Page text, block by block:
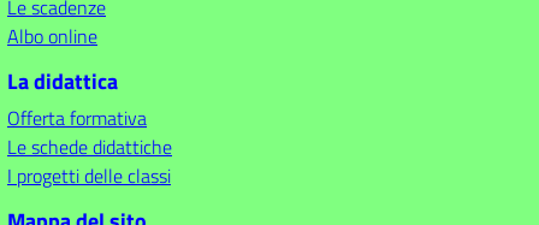
Le scadenze
Albo online
La didattica
Offerta formativa
Le schede didattiche
I progetti delle classi